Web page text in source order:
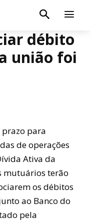
débito
união foi
prazo para
de operações
Ativa da
mutuários terão
os débitos
ao Banco do
pela